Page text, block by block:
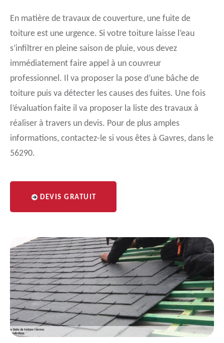
En matière de travaux de couverture, une fuite de
toiture est une urgence. Si votre toiture laisse l’eau
s’infiltrer en pleine saison de pluie, vous devez
immédiatement faire appel à un couvreur
professionnel. Il va proposer la pose d’une bâche de
toiture puis va détecter les causes des fuites. Une fois
l’évaluation faite il va proposer la liste des travaux à
réaliser à travers un devis. Pour de plus amples
informations, contactez-le si vous êtes à Gavres, dans le
56290.
DEVIS GRATUIT